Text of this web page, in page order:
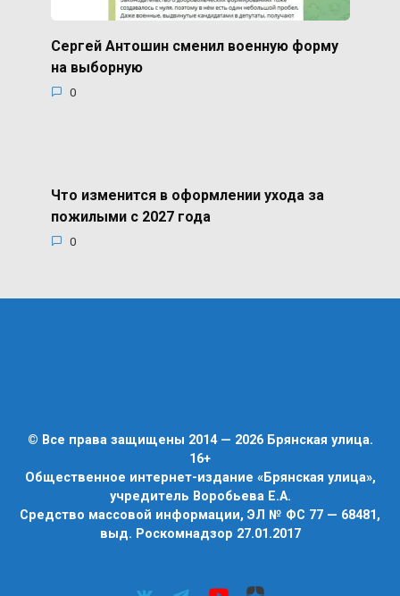
Сергей Антошин сменил военную форму
на выборную
0
Что изменится в оформлении ухода за
пожилыми с 2027 года
0
© Все права защищены 2014 — 2026 Брянская улица.
16+
Общественное интернет-издание «Брянская улица»,
учредитель Воробьева Е.А.
Средство массовой информации, ЭЛ № ФС 77 — 68481,
выд. Роскомнадзор 27.01.2017